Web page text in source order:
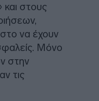
στους
να έχουν
Μόνο
στην
τις